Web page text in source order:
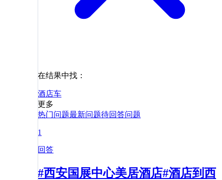
在结果中找：
酒店车
更多
热门问题最新问题待回答问题
1
回答
#西安国展中心美居酒店#酒店到西